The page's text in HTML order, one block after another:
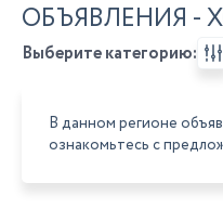
ОБЪЯВЛЕНИЯ -
Выберите категорию:
В данном регионе
ознакомьтесь с